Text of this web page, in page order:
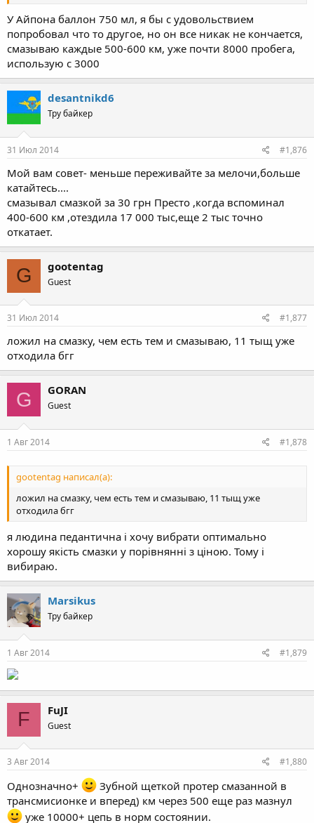
У Айпона баллон 750 мл, я бы с удовольствием
попробовал что то другое, но он все никак не кончается,
смазываю каждые 500-600 км, уже почти 8000 пробега,
использую с 3000
desantnikd6
Тру байкер
31 Июл 2014 #1,876
Мой вам совет- меньше переживайте за мелочи,больше
катайтесь....
смазывал смазкой за 30 грн Престо ,когда вспоминал
400-600 км ,отездила 17 000 тыс,еще 2 тыс точно
откатает.
G gootentag
Guest
31 Июл 2014 #1,877
ложил на смазку, чем есть тем и смазываю, 11 тыщ уже
отходила бгг
G GORAN
Guest
1 Авг 2014 #1,878
gootentag написал(а):
ложил на смазку, чем есть тем и смазываю, 11 тыщ уже
отходила бгг
я людина педантична і хочу вибрати оптимально
хорошу якість смазки у порівнянні з ціною. Тому і
вибираю.
Marsikus
Тру байкер
1 Авг 2014 #1,879
F FuJI
Guest
3 Авг 2014 #1,880
Однозначно+
Зубной щеткой протер смазанной в
трансмисионке и вперед) км через 500 еще раз мазнул
уже 10000+ цепь в норм состоянии.